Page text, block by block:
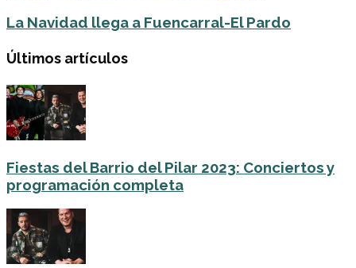
La Navidad llega a Fuencarral-El Pardo
Últimos artículos
Fiestas del Barrio del Pilar 2023: Conciertos y
programación completa